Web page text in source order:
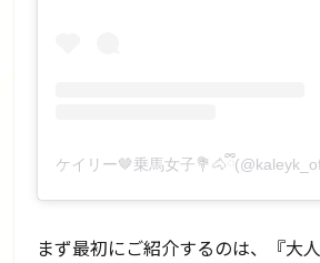
まず最初にご紹介するのは、『大